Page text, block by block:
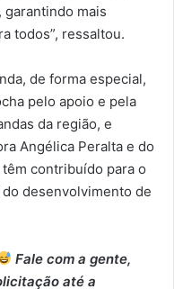
garantindo mais
todos”, ressaltou.
de forma especial,
pelo apoio e pela
da região, e
Angélica Peralta e do
contribuído para o
desenvolvimento de
Fale com a gente,
até a